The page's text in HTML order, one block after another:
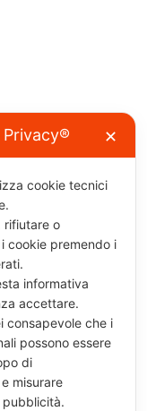
pellicole: è
controllo solare,
Privacy® ✕
cookie tecnici
rifiutare o
cookie premendo i
informativa
accettare.
consapevole che i
possono essere
di
misurare